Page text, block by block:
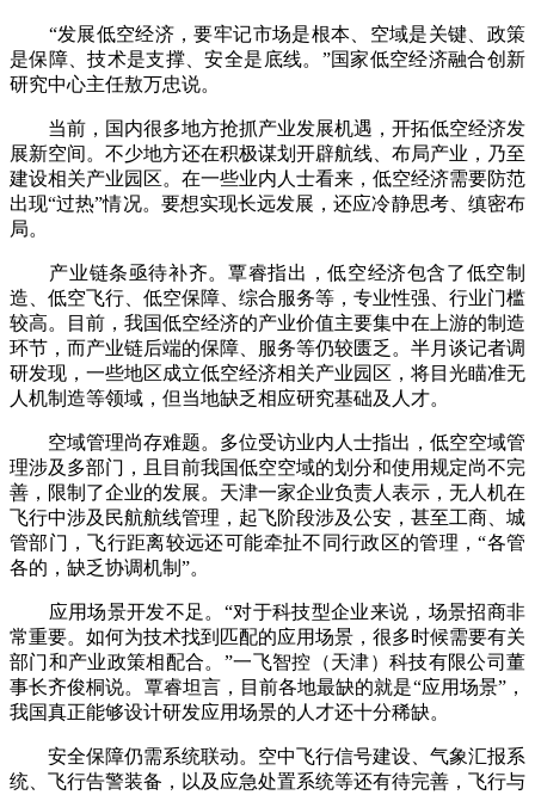
“发展低空经济，要牢记市场是根本、空域是关键、政策
是保障、技术是支撑、安全是底线。”国家低空经济融合创新
研究中心主任敖万忠说。
当前，国内很多地方抢抓产业发展机遇，开拓低空经济发
展新空间。不少地方还在积极谋划开辟航线、布局产业，乃至
建设相关产业园区。在一些业内人士看来，低空经济需要防范
出现“过热”情况。要想实现长远发展，还应冷静思考、缜密布
局。
产业链条亟待补齐。覃睿指出，低空经济包含了低空制
造、低空飞行、低空保障、综合服务等，专业性强、行业门槛
较高。目前，我国低空经济的产业价值主要集中在上游的制造
环节，而产业链后端的保障、服务等仍较匮乏。半月谈记者调
研发现，一些地区成立低空经济相关产业园区，将目光瞄准无
人机制造等领域，但当地缺乏相应研究基础及人才。
空域管理尚存难题。多位受访业内人士指出，低空空域管
理涉及多部门，且目前我国低空空域的划分和使用规定尚不完
善，限制了企业的发展。天津一家企业负责人表示，无人机在
飞行中涉及民航航线管理，起飞阶段涉及公安，甚至工商、城
管部门，飞行距离较远还可能牵扯不同行政区的管理，“各管
各的，缺乏协调机制”。
应用场景开发不足。“对于科技型企业来说，场景招商非
常重要。如何为技术找到匹配的应用场景，很多时候需要有关
部门和产业政策相配合。”一飞智控（天津）科技有限公司董
事长齐俊桐说。覃睿坦言，目前各地最缺的就是“应用场景”，
我国真正能够设计研发应用场景的人才还十分稀缺。
安全保障仍需系统联动。空中飞行信号建设、气象汇报系
统、飞行告警装备，以及应急处置系统等还有待完善，飞行与